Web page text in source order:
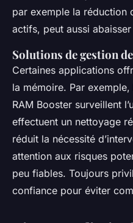
par exemple la réduction
actifs, peut aussi
Solutions de gestion
Certaines applications
la mémoire. Par
RAM Booster surveillent
effectuent un nettoyage
réduit la nécessité
attention aux risques
peu fiables. Toujours
confiance pour éviter